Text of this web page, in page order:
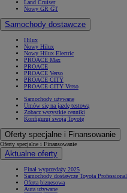
Land Cruiser
Nowy GR GT
Samochody dostawcze
Hilux
Nowy Hilux
Nowy Hilux Electric
PROACE Max
PROACE
PROACE Verso
PROACE CITY
PROACE CITY Verso
Samochody używane
Umów się na jazdę testową
Zobacz wszystkie cenniki
Konfiguruj swoją Toyotę
Oferty specjalne i Finansowanie
Oferty specjalne i Finansowanie
Aktualne oferty
Finał wyprzedaży 2025
Samochody dostawcze Toyota Professional
Oferta biznesowa
Auta używane